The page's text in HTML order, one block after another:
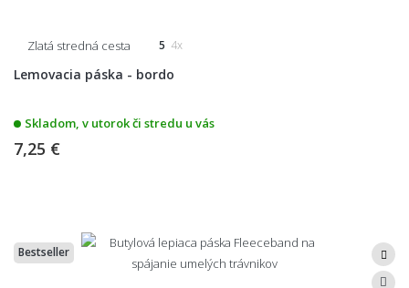
Zlatá stredná cesta 5 4x
Lemovacia páska - bordo
Skladom, v utorok či stredu u vás
7,25 €
Bestseller